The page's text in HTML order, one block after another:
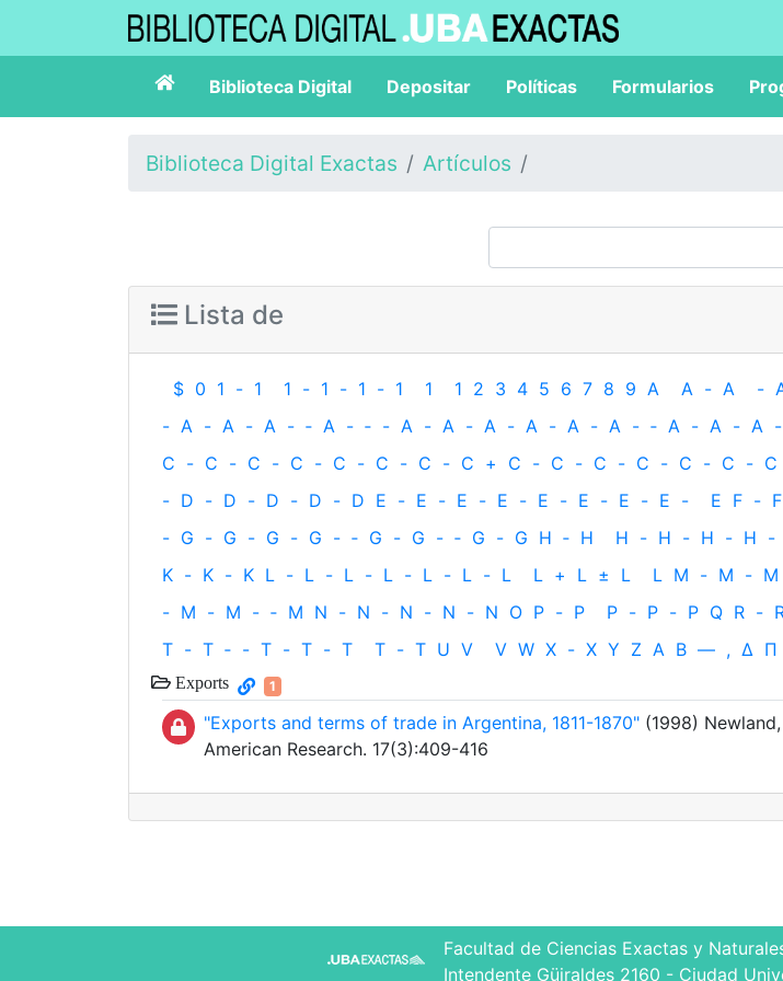
Biblioteca Digital Depositar Políticas Formularios
Biblioteca Digital Exactas Artículos
Lista de
$ 0 1 - 1 1 - 1 - 1 - 1 1 1 2 3 4 5 6 7 8 9 A A - A -
- A - A - A - ‐ A - ‐ - A - A - A - A - A - A - ‐ A - A - A -
C - C - C - C - C - C - C - C + C - C - C - C - C - C - C
- D - D - D - D - D E - E - E - E - E - E - E - E - E F - F
- G - G - G - G - ‐ G - G - ‐ G - G H ‐ H H - H - H - H -
K - K - K L - L - L - L - L - L - L L + L ± L L M - M - M
- M - M - ‐ M N - N - N - N - N O P - P P - P - P Q R -
T - T ‐ - T - T - T T - T U V V W X - X Y Z Α Β — , Δ Π
Exports 1
"Exports and terms of trade in Argentina, 1811-1870" (1998)
American Research. 17(3):409-416
Facultad de Ciencias Exactas y
Intendente Güiraldes 2160 - Ciudad